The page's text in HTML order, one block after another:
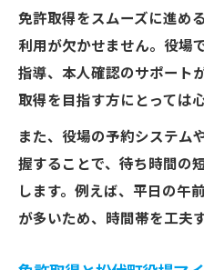
免許取得をスムーズに進め
利用が欠かせません。役場
指導、本人確認のサポート
取得を目指す方にとっては
また、役場の予約システム
握することで、待ち時間の
します。例えば、平日の午
が多いため、時間帯を工夫